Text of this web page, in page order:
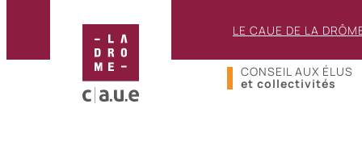
LE CAUE DE LA
CONSEIL AUX ÉLUS
et collectivités